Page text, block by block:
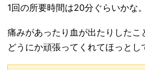
1回の所要時間は20分ぐらいかな。
痛みがあったり血が出たりしたこ
どうにか頑張ってくれてほっとし